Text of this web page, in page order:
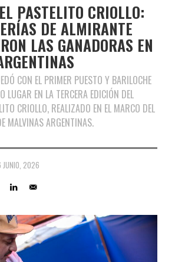
PASTELITO CRIOLLO:
DE ALMIRANTE
LAS GANADORAS EN
CON EL PRIMER PUESTO Y BARILOCHE
LUGAR EN LA TERCERA EDICIÓN DEL
CRIOLLO, REALIZADO EN EL MARCO DEL
MALVINAS ARGENTINAS.
JUNIO, 2026